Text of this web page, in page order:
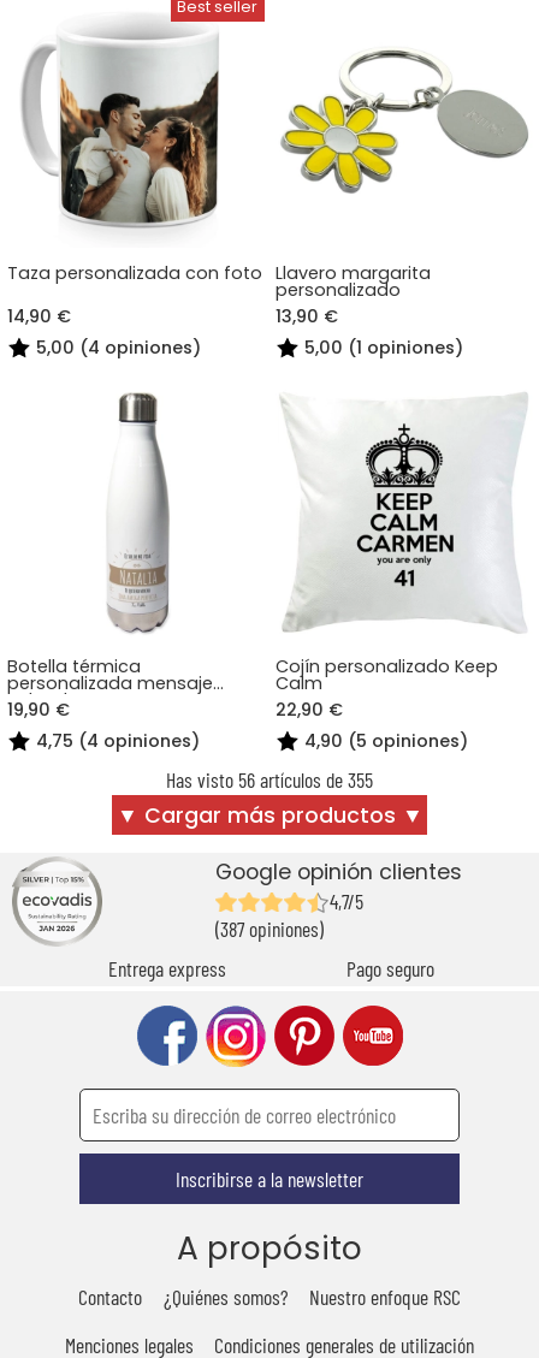
Taza personalizada con foto
14,90 €
5,00 (4 opiniones)
Llavero margarita
personalizado
13,90 €
5,00 (1 opiniones)
Botella térmica
personalizada mensaje
soleado
19,90 €
4,75 (4 opiniones)
Cojín personalizado Keep
Calm
22,90 €
4,90 (5 opiniones)
Has visto 56 artículos de 355
▼ Cargar más productos ▼
Google opinión clientes
4,7/5
(387 opiniones)
Entrega express
Pago seguro
Inscribirse a la newsletter
A propósito
Contacto ¿Quiénes somos?
Nuestro enfoque RSC
Menciones legales
Condiciones generales de utilización